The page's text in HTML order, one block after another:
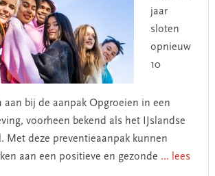
jaar
sloten
opnieuw
10
aan bij de aanpak Opgroeien in een
voorheen bekend als het IJslandse
Met deze preventieaanpak kunnen
aan een positieve en gezonde ... lees